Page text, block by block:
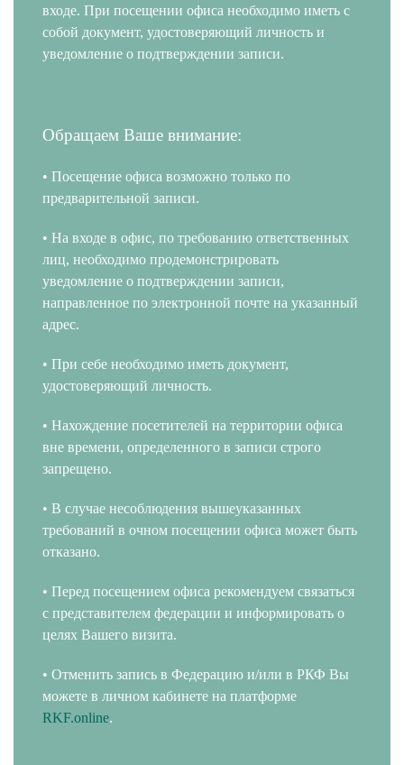
входе. При посещении офиса необходимо иметь с
собой документ, удостоверяющий личность и
уведомление о подтверждении записи.
Обращаем Ваше внимание:
• Посещение офиса возможно только по
предварительной записи.
• На входе в офис, по требованию ответственных
лиц, необходимо продемонстрировать
уведомление о подтверждении записи,
направленное по электронной почте на указанный
адрес.
• При себе необходимо иметь документ,
удостоверяющий личность.
• Нахождение посетителей на территории офиса
вне времени, определенного в записи строго
запрещено.
• В случае несоблюдения вышеуказанных
требований в очном посещении офиса может быть
отказано.
• Перед посещением офиса рекомендуем связаться
с представителем федерации и информировать о
целях Вашего визита.
• Отменить запись в Федерацию и/или в РКФ Вы
можете в личном кабинете на платформе
RKF.online.